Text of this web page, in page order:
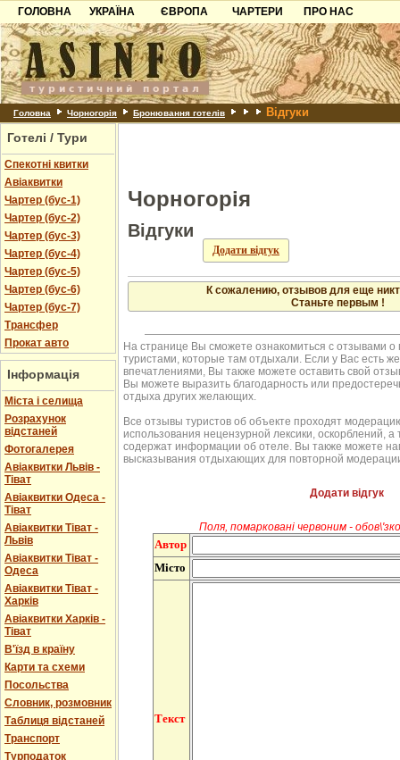
ГОЛОВНА
УКРАЇНА
Карпати
Азов
Причорноморря
Шацьк
ЄВРОПА
Чорногорія
Хорватія
Болгарія
Албанія
ЧАРТЕРИ
ПРО НАС
Контакти
Партнерам
Додати готель
Питання
Головна Чорногорія Бронювання готелів Відгуки
Готелі / Тури
Спекотні квитки
Авіаквитки
Чартер (бус-1)
Чартер (бус-2)
Чартер (бус-3)
Чартер (бус-4)
Чартер (бус-5)
Чартер (бус-6)
Чартер (бус-7)
Трансфер
Прокат авто
Інформація
Міста і селища
Розрахунок
відстаней
Фотогалерея
Авіаквитки Львів -
Тіват
Авіаквитки Одеса -
Тіват
Авіаквитки Тіват -
Львів
Авіаквитки Тіват -
Одеса
Авіаквитки Тіват -
Харків
Авіаквитки Харків -
Тіват
В'їзд в країну
Карти та схеми
Посольства
Словник, розмовник
Таблиця відстаней
Транспорт
Турподаток
Чорногорія
Відгуки
Додати відгук
К сожалению, отзывов для еще
Станьте первым !
На странице Вы сможете ознакомиться с отзывами
туристами, которые там отдыхали. Если у Вас есть
впечатлениями, Вы также можете оставить свой
Вы можете выразить благодарность или
отдыха других желающих.
Все отзывы туристов об объекте проходят
использования нецензурной лексики, оскорблений,
содержат информации об отеле. Вы также можете
высказывания отдыхающих для повторной
Додати відгук
Поля, помарковані червоним -
Автор
Місто
Текст